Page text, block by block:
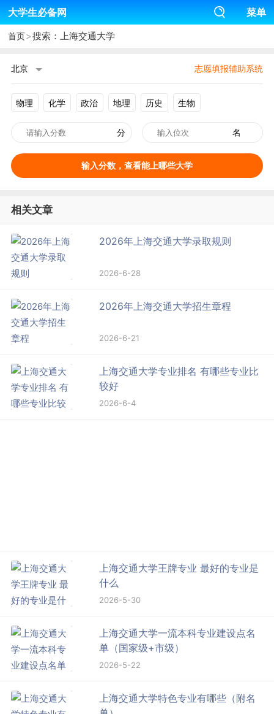
大学生必备网 菜单
首页>搜索：上海交通大学
北京 志愿填报辅助系统
物理 化学 政治 地理 历史 生物
分 名
输入分数，查看能上哪些大学
相关文章
2026年上海交通大学录取规则
2026-6-28
2026年上海交通大学招生章程
2026-6-21
上海交通大学专业排名 有哪些专业比
较好
2026-6-4
上海交通大学王牌专业 最好的专业是
什么
2026-5-30
上海交通大学一流本科专业建设点名
单（国家级+市级）
2026-5-22
上海交通大学特色专业有哪些（附名